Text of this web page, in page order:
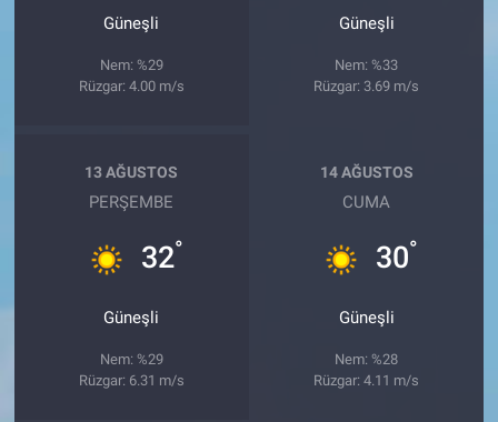
Güneşli
Nem: %29
Rüzgar: 4.00 m/s
Güneşli
Nem: %33
Rüzgar: 3.69 m/s
13 AĞUSTOS
PERŞEMBE
32°
Güneşli
Nem: %29
Rüzgar: 6.31 m/s
14 AĞUSTOS
CUMA
30°
Güneşli
Nem: %28
Rüzgar: 4.11 m/s